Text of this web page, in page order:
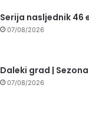
Serija nasljednik 46
07/08/2026
Daleki grad | Sezona
07/08/2026